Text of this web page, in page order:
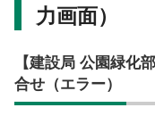
力画面）
【建設局 公園緑化
合せ（エラー）